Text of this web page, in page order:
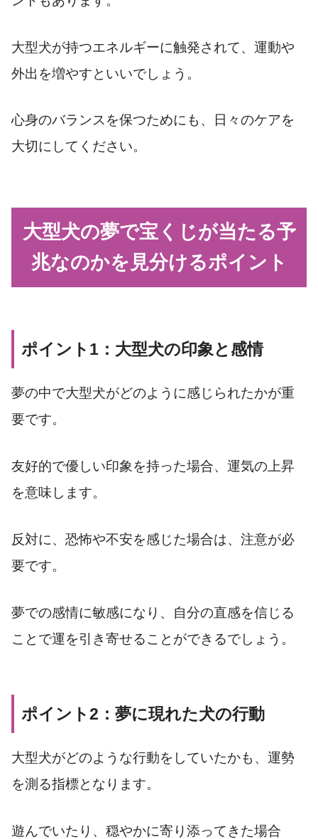
大型犬が持つエネルギーに触発されて、運動や
外出を増やすといいでしょう。
心身のバランスを保つためにも、日々のケアを
大切にしてください。
大型犬の夢で宝くじが当たる予
兆なのかを見分けるポイント
ポイント1：大型犬の印象と感情
夢の中で大型犬がどのように感じられたかが重
要です。
友好的で優しい印象を持った場合、運気の上昇
を意味します。
反対に、恐怖や不安を感じた場合は、注意が必
要です。
夢での感情に敏感になり、自分の直感を信じる
ことで運を引き寄せることができるでしょう。
ポイント2：夢に現れた犬の行動
大型犬がどのような行動をしていたかも、運勢
を測る指標となります。
遊んでいたり、穏やかに寄り添ってきた場合